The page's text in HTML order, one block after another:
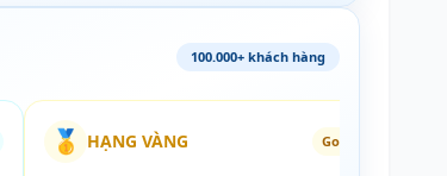
100.000+ khách hàng
🥇 HẠNG VÀNG Gold